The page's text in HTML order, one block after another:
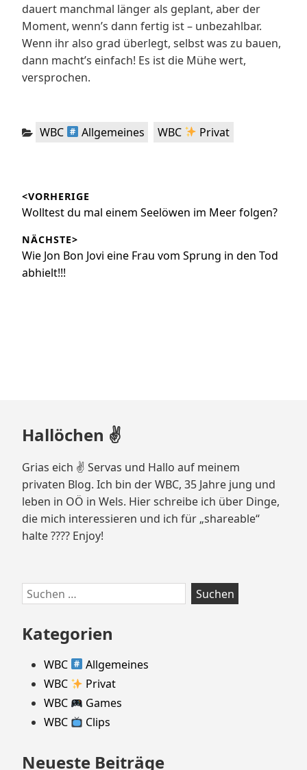
dauert manchmal länger als geplant, aber der
Moment, wenn’s dann fertig ist – unbezahlbar.
Wenn ihr also grad überlegt, selbst was zu bauen,
dann macht’s einfach! Es ist die Mühe wert,
versprochen.
Kategorien:
WBC Allgemeines WBC Privat
<VORHERIGE
Vorheriger
Wolltest du mal einem Seelöwen im Meer folgen?
NÄCHSTE>
Nächster
Beitrag:
Wie Jon Bon Jovi eine Frau vom Sprung in den Tod
abhielt!!!
Zum
springen
Hallöchen ✌️
Grias eich ✌️ Servas und Hallo auf meinem
privaten Blog. Ich bin der WBC, 35 Jahre jung und
leben in OÖ in Wels. Hier schreibe ich über Dinge,
die mich interessieren und ich für „shareable“
halte ???? Enjoy!
Suchen
nach:
Kategorien
WBC
Allgemeines
WBC
Privat
WBC
Games
WBC
Clips
Neueste Beiträge